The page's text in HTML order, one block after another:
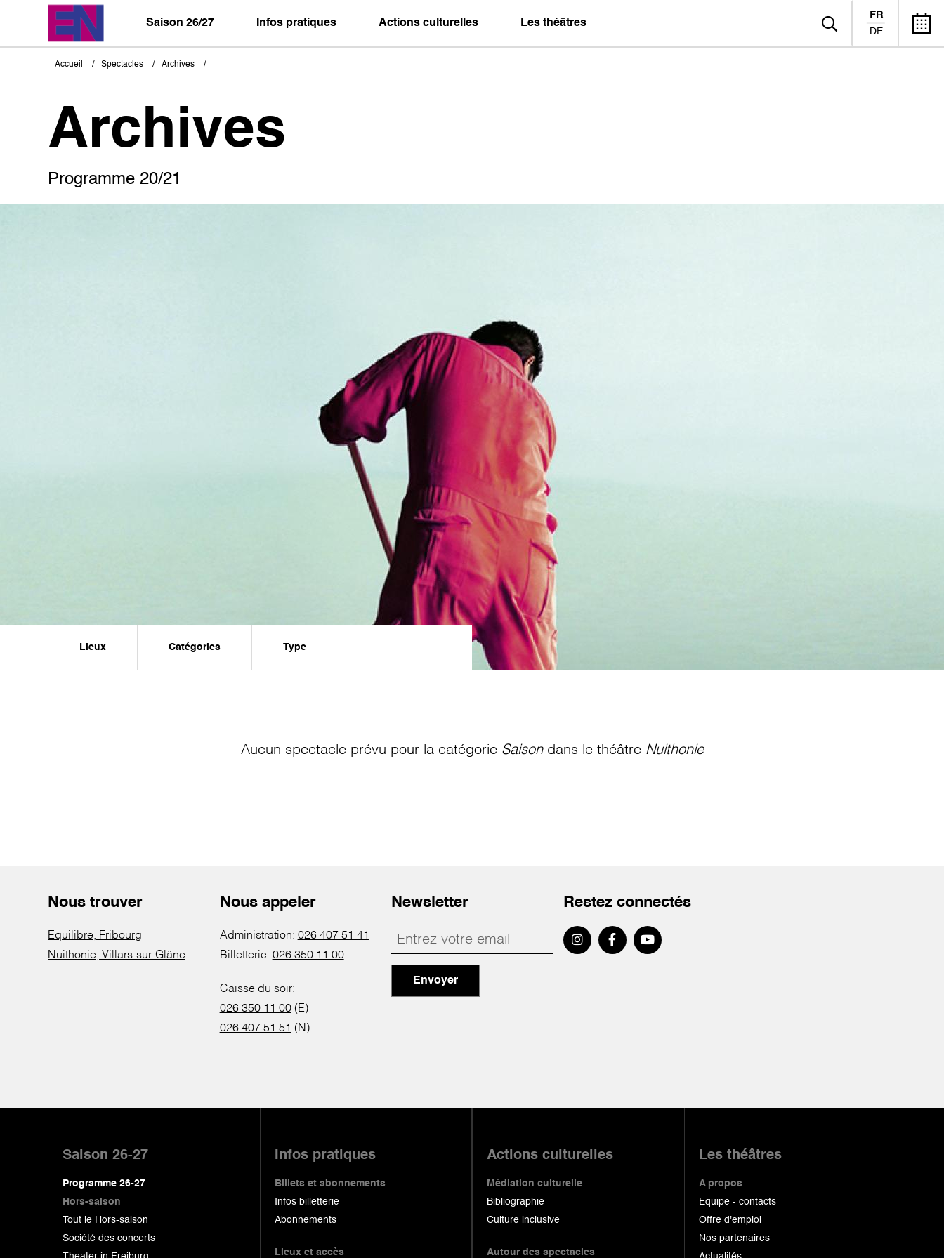
Saison 26/27 Infos pratiques Actions culturelles Les théâtres
FR
DE
Fil
Accueil Spectacles Archives
Archives
Programme 20/21
Lieux Catégories Type
Aucun spectacle prévu pour la catégorie Saisondans le théâtre Nuithonie
Nous trouver
Equilibre, Fribourg
Nuithonie, Villars-sur-Glâne
Nous appeler
Administration: 026 407 51 41
Billetterie: 026 350 11 00
Caisse du soir:
026 350 11 00(E)
026 407 51 51 (N)
Newsletter
Envoyer
Restez connectés
Saison 26-27
Programme 26-27
Hors-saison
Tout le Hors-saison
Société des concerts
Infos pratiques
Billets et abonnements
Infos billetterie
Abonnements
Lieux et accès
Actions culturelles
Médiation culturelle
Bibliographie
Culture inclusive
Autour des spectacles
Les théâtres
A propos
Equipe - contacts
Offre d'emploi
Nos partenaires